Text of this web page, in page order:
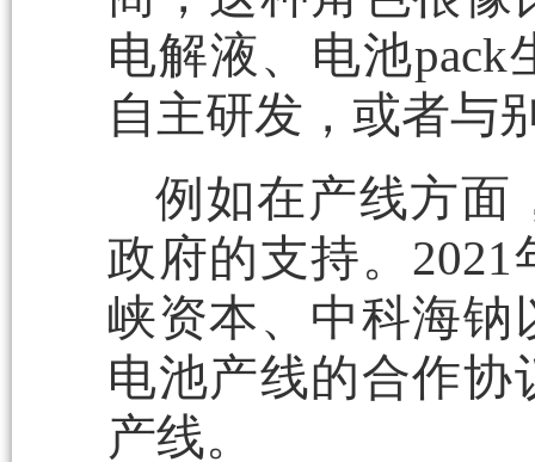
电解液、电池
自主研发，或者与
例如在产线方面
政府的支持。
峡资本、中科海钠
电池产线的合作
产线。